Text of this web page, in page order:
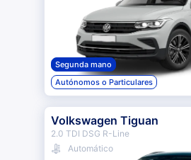
Segunda mano
Autónomos o Particulares
Volkswagen Tiguan
2.0 TDI DSG R-Line
Automático